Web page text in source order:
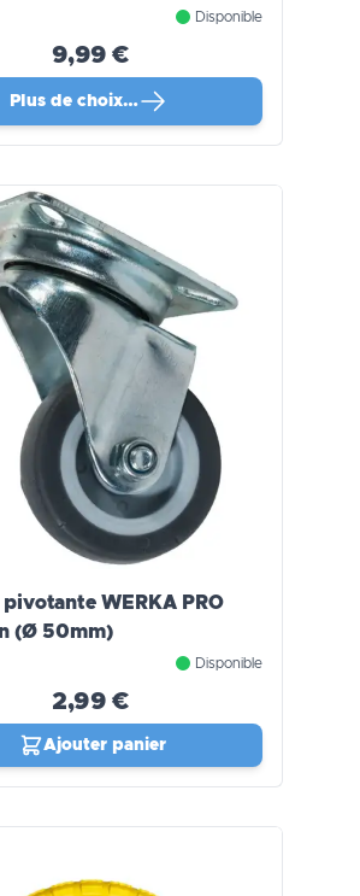
Disponible
9,99 €
Plus de choix…
pivotante WERKA PRO
(Ø 50mm)
Disponible
2,99 €
Ajouter panier